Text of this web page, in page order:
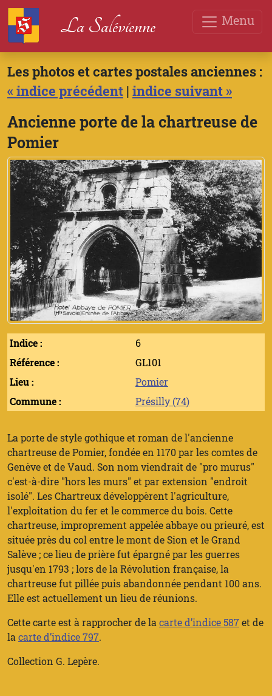
Menu
La Salévienne
Les photos et cartes postales anciennes :
« indice précédent | indice suivant »
Ancienne porte de la chartreuse de
Pomier
Indice :
6
Référence :
GL101
Lieu :
Pomier
Commune :
Présilly (74)
La porte de style gothique et roman de l'ancienne
chartreuse de Pomier, fondée en 1170 par les comtes de
Genève et de Vaud. Son nom viendrait de "pro murus"
c'est-à-dire "hors les murs" et par extension "endroit
isolé". Les Chartreux développèrent l'agriculture,
l'exploitation du fer et le commerce du bois. Cette
chartreuse, improprement appelée abbaye ou prieuré, est
située près du col entre le mont de Sion et le Grand
Salève ; ce lieu de prière fut épargné par les guerres
jusqu'en 1793 ; lors de la Révolution française, la
chartreuse fut pillée puis abandonnée pendant 100 ans.
Elle est actuellement un lieu de réunions.
Cette carte est à rapprocher de la carte d’indice 587et de
la carte d’indice 797.
Collection G. Lepère.